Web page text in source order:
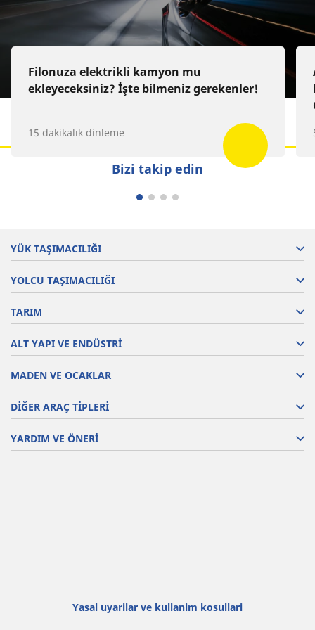
Filonuza elektrikli kamyon mu
ekleyeceksiniz? İşte bilmeniz gerekenler!
15 dakikalık dinleme
Deezer
Bizi takip edin
YÜK TAŞIMACILIĞI
YOLCU TAŞIMACILIĞI
TARIM
ALT YAPI VE ENDÜSTRİ
MADEN VE OCAKLAR
DİĞER ARAÇ TİPLERİ
YARDIM VE ÖNERİ
Yasal uyarilar ve kullanim kosullari